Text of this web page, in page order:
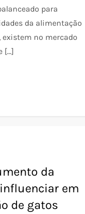
para
da alimentação
existem no mercado
[…]
da
em
de gatos